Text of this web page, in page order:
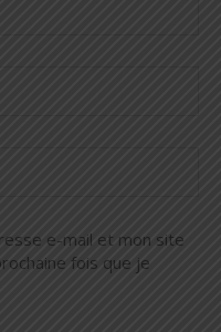
e-mail et mon site
fois que je